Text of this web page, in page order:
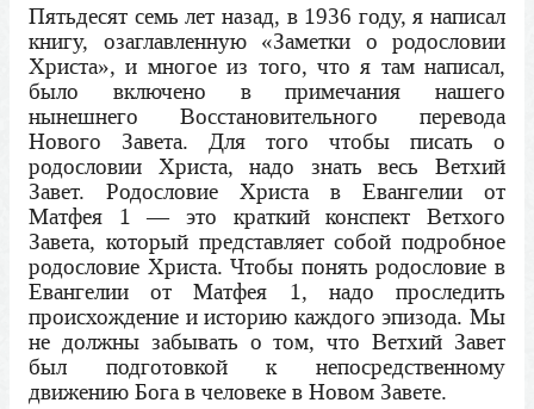
Пятьдесят семь лет назад, в 1936 году, я написал
книгу, озаглавленную «Заметки о родословии
Христа», и многое из того, что я там написал,
было включено в примечания нашего
нынешнего Восстановительного перевода
Нового Завета. Для того чтобы писать о
родословии Христа, надо знать весь Ветхий
Завет. Родословие Христа в Евангелии от
Матфея 1 — это краткий конспект Ветхого
Завета, который представляет собой подробное
родословие Христа. Чтобы понять родословие в
Евангелии от Матфея 1, надо проследить
происхождение и историю каждого эпизода. Мы
не должны забывать о том, что Ветхий Завет
был подготовкой к непосредственному
движению Бога в человеке в Новом Завете.